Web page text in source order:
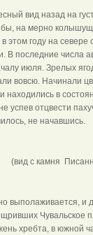
вид назад на
на мерно
этом году на севере
В последние числа
июля. Зрелых
вовсю. Начинали
находились в
успев отцвести
не начавшись.
выполаживается, и
Чувальское
хребта, в южной